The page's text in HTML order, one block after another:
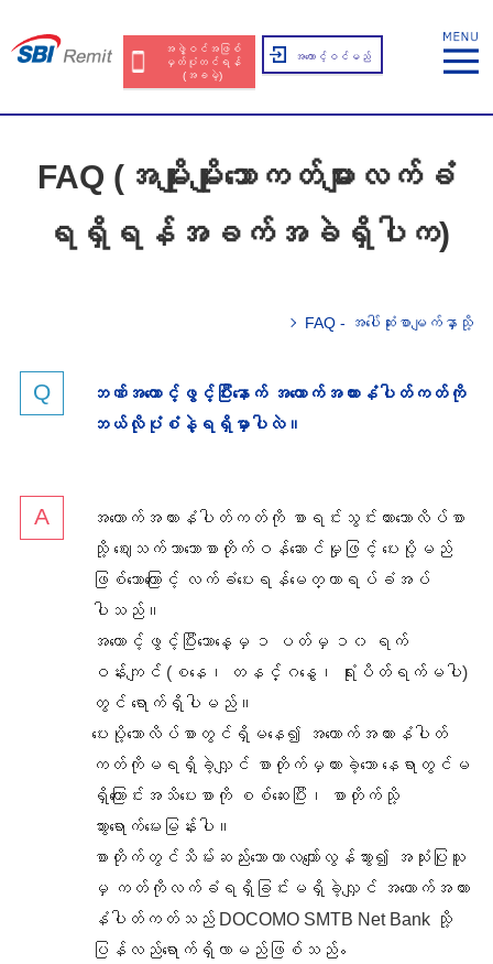
အဖွဲ့ဝင်အဖြစ်
မှတ်ပုံတင်ရန်
(အခမဲ့)
အကောင့်ဝင်မည်
FAQ (အမျိုးမျိုးသောကတ်များလက်ခံ
ရရှိရန်အခက်အခဲရှိပါက)
FAQ - အပေါ်ဆုံးစာမျက်နှာသို့
ဘဏ်အကောင့်ဖွင့်ပြီးနောက် အ‌ထောက်အထားနံပါတ်ကတ်ကို
ဘယ်လိုပုံစံနဲ့ရရှိမှာပါလဲ။
အ‌ထောက်အထားနံပါတ်ကတ်ကို စာရင်းသွင်းထားသောလိပ်စာ
သို့ ဈေးသက်သာသောစာတိုက်ဝန်ဆောင်မှုဖြင့် ပေးပို့မည်
ဖြစ်သောကြောင့် လက်ခံ‌‌ပေးရန်မေတ္တာရပ်ခံအပ်
ပါသည်။
အကောင့်ဖွင့်ပြီးသောနေ့မှ ၁ ပတ်မှ ၁၀ ရက်
ဝန်းကျင် (စနေ၊ တနင်္ဂနွေ၊ ရုံးပိတ်ရက်မပါ)
တွင် ရောက်ရှိပါမည်။
ပေးပို့သောလိပ်စာတွင်ရှိမနေ၍ အ‌ထောက်အထားနံပါတ်
ကတ်ကိုမရရှိခဲ့လျှင် စာတိုက်မှထားခဲ့သော နေရာတွင်မ
ရှိကြောင်းအသိပေးစာကို စစ်ဆေးပြီး၊ စာတိုက်သို့
သွားရောက်‌မေးမြန်းပါ။
စာတိုက်တွင်သိမ်းဆည်းသောကာလကျော်လွန်သွား၍ အသုံးပြုသူ
မှ ကတ်ကိုလက်ခံရရှိခြင်းမရှိခဲ့လျှင် အ‌ထောက်အထား
နံပါတ်ကတ်သည် DOCOMO SMTB Net Bank သို့
ပြန်လည်ရောက်ရှိလာမည်ဖြစ်သည်。